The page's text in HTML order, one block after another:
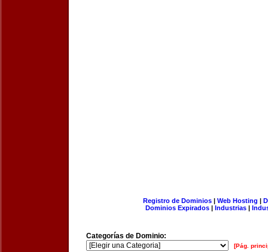
Registro de Dominios| Web Hosting |
Dominios Expirados | Industrias |
Categorías de Dominio:
[Pág.